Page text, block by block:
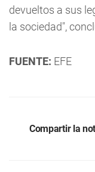
devueltos a sus
la sociedad",
FUENTE: EFE
Compartir la